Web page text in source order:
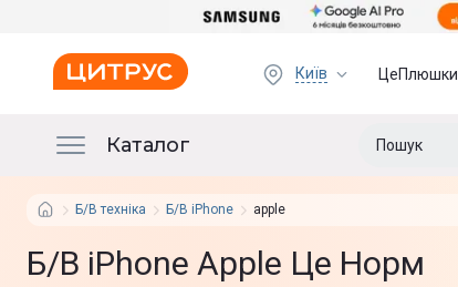
Київ ЦеПлюшки
Каталог
Б/В техніка Б/В iPhone apple
Б/В iPhone Apple Це Норм